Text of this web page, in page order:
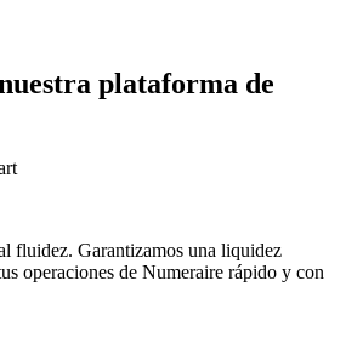
plataforma de
fluidez. Garantizamos una liquidez
operaciones de Numeraire rápido y con